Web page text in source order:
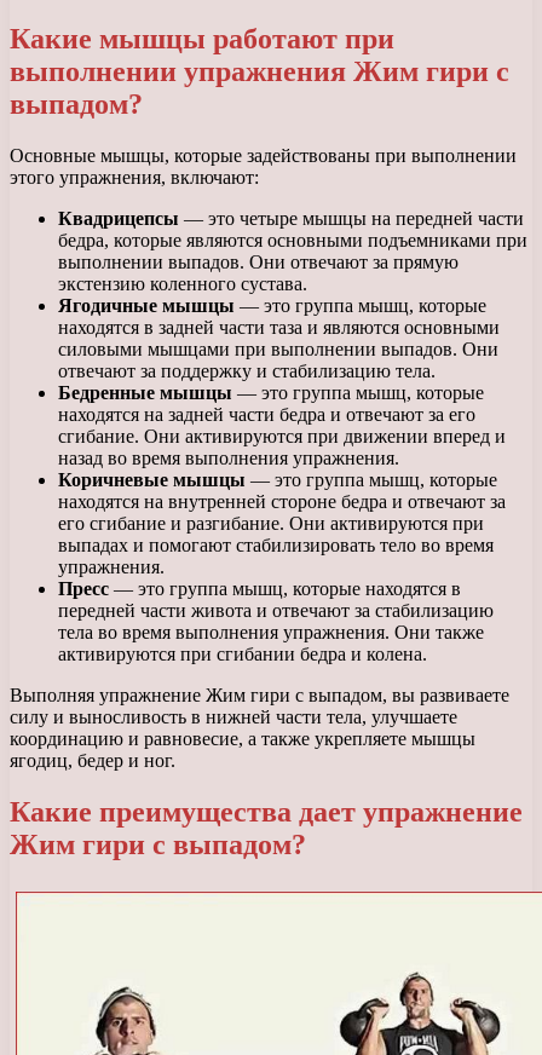
Какие мышцы работают при
выполнении упражнения Жим гири с
выпадом?
Основные мышцы, которые задействованы при выполнении
этого упражнения, включают:
Квадрицепсы — это четыре мышцы на передней части
бедра, которые являются основными подъемниками при
выполнении выпадов. Они отвечают за прямую
экстензию коленного сустава.
Ягодичные мышцы — это группа мышц, которые
находятся в задней части таза и являются основными
силовыми мышцами при выполнении выпадов. Они
отвечают за поддержку и стабилизацию тела.
Бедренные мышцы — это группа мышц, которые
находятся на задней части бедра и отвечают за его
сгибание. Они активируются при движении вперед и
назад во время выполнения упражнения.
Коричневые мышцы — это группа мышц, которые
находятся на внутренней стороне бедра и отвечают за
его сгибание и разгибание. Они активируются при
выпадах и помогают стабилизировать тело во время
упражнения.
Пресс — это группа мышц, которые находятся в
передней части живота и отвечают за стабилизацию
тела во время выполнения упражнения. Они также
активируются при сгибании бедра и колена.
Выполняя упражнение Жим гири с выпадом, вы развиваете
силу и выносливость в нижней части тела, улучшаете
координацию и равновесие, а также укрепляете мышцы
ягодиц, бедер и ног.
Какие преимущества дает упражнение
Жим гири с выпадом?